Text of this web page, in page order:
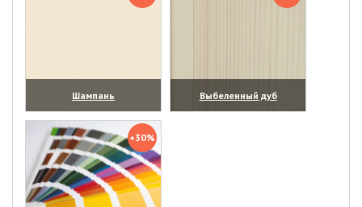
Шампань
(увеличить)
Выбеленный дуб
(увеличить)
+30%